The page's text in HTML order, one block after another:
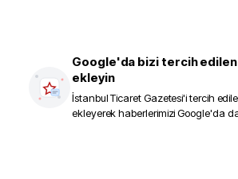
Google'da bizi tercih
ekleyin
İstanbul Ticaret Gazetesi'i tercih
ekleyerek haberlerimizi Google'da